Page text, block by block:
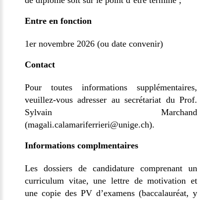
Entre en fonction
1er novembre 2026 (ou date convenir)
Contact
Pour toutes informations supplémentaires,
veuillez-vous adresser au secrétariat du Prof.
Sylvain Marchand
(magali.calamariferrieri@unige.ch).
Informations complmentaires
Les dossiers de candidature comprenant un
curriculum vitae, une lettre de motivation et
une copie des PV d’examens (baccalauréat, y